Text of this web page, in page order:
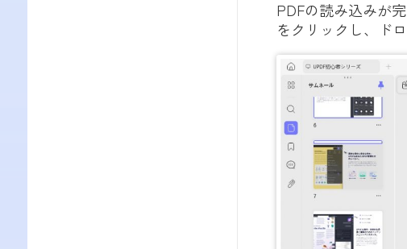
PDFの読み込みが
をクリックし、ド